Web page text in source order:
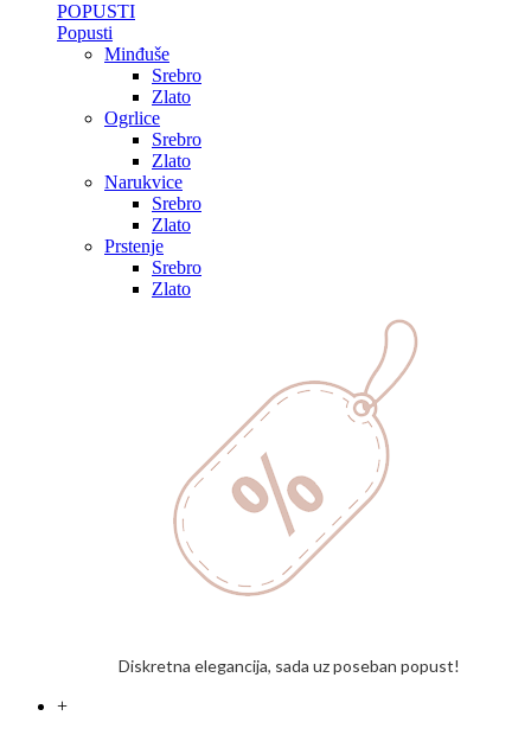
POPUSTI
Popusti
Minđuše
Srebro
Zlato
Ogrlice
Srebro
Zlato
Narukvice
Srebro
Zlato
Prstenje
Srebro
Zlato
Diskretna elegancija, sada uz poseban popust!
+